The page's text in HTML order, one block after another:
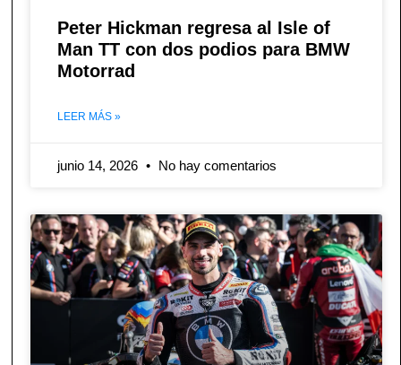
Peter Hickman regresa al Isle of
Man TT con dos podios para BMW
Motorrad
LEER MÁS »
junio 14, 2026 No hay comentarios